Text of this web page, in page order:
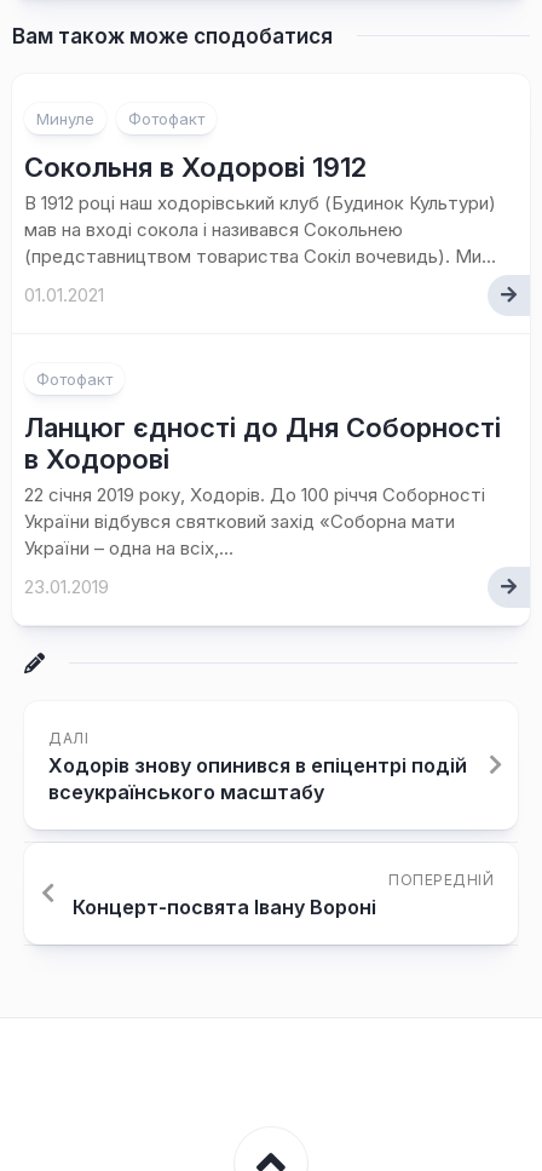
Вам також може сподобатися
Минуле Фотофакт
Сокольня в Ходорові 1912
В 1912 році наш ходорівський клуб (Будинок Культури)
мав на вході сокола і називався Сокольнею
(представництвом товариства Сокіл вочевидь). Ми...
01.01.2021
Фотофакт
Ланцюг єдності до Дня Соборності
в Ходорові
22 січня 2019 року, Ходорів. До 100 річчя Соборності
України відбувся святковий захід «Соборна мати
України – одна на всіх,...
23.01.2019
ДАЛІ
Ходорів знову опинився в епіцентрі подій
всеукраїнського масштабу
ПОПЕРЕДНІЙ
Концерт-посвята Івану Вороні